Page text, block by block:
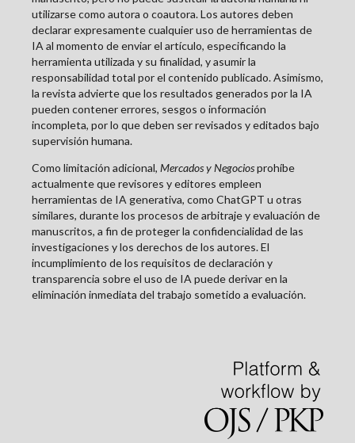
utilizarse como autora o coautora. Los autores deben
declarar expresamente cualquier uso de herramientas de
IA al momento de enviar el artículo, especificando la
herramienta utilizada y su finalidad, y asumir la
responsabilidad total por el contenido publicado. Asimismo,
la revista advierte que los resultados generados por la IA
pueden contener errores, sesgos o información
incompleta, por lo que deben ser revisados y editados bajo
supervisión humana.
Como limitación adicional, Mercados y Negociosprohíbe
actualmente que revisores y editores empleen
herramientas de IA generativa, como ChatGPT u otras
similares, durante los procesos de arbitraje y evaluación de
manuscritos, a fin de proteger la confidencialidad de las
investigaciones y los derechos de los autores. El
incumplimiento de los requisitos de declaración y
transparencia sobre el uso de IA puede derivar en la
eliminación inmediata del trabajo sometido a evaluación.